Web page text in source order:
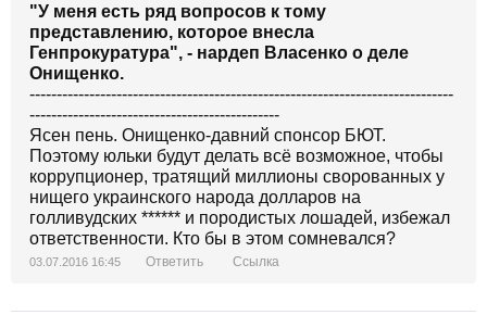
"У меня есть ряд вопросов к тому
представлению, которое внесла
Генпрокуратура", - нардеп Власенко о деле
Онищенко.
------------------------------------------------------------------------------
----------------------------------------------
Ясен пень. Онищенко-давний спонсор БЮТ.
Поэтому юльки будут делать всё возможное, чтобы
коррупционер, тратящий миллионы сворованных у
нищего украинского народа долларов на
голливудских ****** и породистых лошадей, избежал
ответственности. Кто бы в этом сомневался?
03.07.2016 16:45 Ответить Ссылка